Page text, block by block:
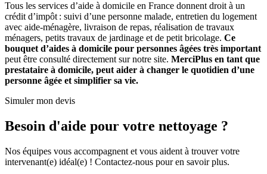
Tous les services d’aide à domicile en France donnent droit à un
crédit d’impôt : suivi d’une personne malade, entretien du logement
avec aide-ménagère, livraison de repas, réalisation de travaux
ménagers, petits travaux de jardinage et de petit bricolage. Ce
bouquet d’aides à domicile pour personnes âgées très important
peut être consulté directement sur notre site. MerciPlus en tant que
prestataire à domicile, peut aider à changer le quotidien d’une
personne âgée et simplifier sa vie.
Simuler mon devis
Besoin d'aide pour votre nettoyage ?
Nos équipes vous accompagnent et vous aident à trouver votre
intervenant(e) idéal(e) ! Contactez-nous pour en savoir plus.